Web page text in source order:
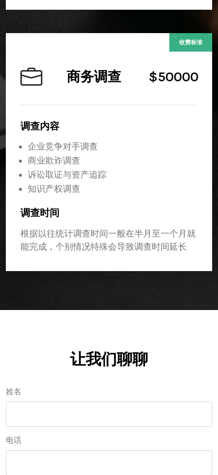
商务调查 $50000
收费标准
调查内容
企业竞争对手调查
商业欺诈调查
诉讼取证与资产追踪
知识产权调查
调查时间
根据以往统计调查时间一般在半月至一个月就
能完成，个别情况特殊会导致调查时间延长
让我们聊聊
姓名
电话